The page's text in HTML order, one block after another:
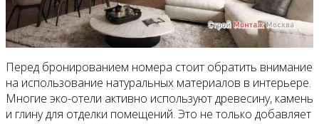
Перед бронированием номера стоит обратить внимание
на использование натуральных материалов в интерьере.
Многие эко-отели активно используют древесину, камень
и глину для отделки помещений. Это не только добавляет